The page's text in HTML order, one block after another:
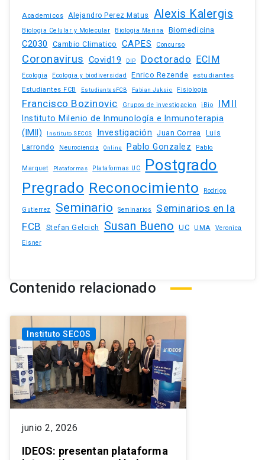
Academicos Alejandro Perez Matus Alexis Kalergis
Biologia Celular y Molecular Biologia Marina Biomedicina
C2030 Cambio Climatico CAPES Concurso
Coronavirus Covid19 DIP Doctorado ECIM
Ecologia Ecologia y biodiversidad Enrico Rezende estudiantes
Estudiantes FCB EstudiantesFCB Fabian Jaksic Fisiologia
Francisco Bozinovic Grupos de investigacion iBio IMII
Instituto Milenio de Inmunología e Inmunoterapia
(IMII)
Instituto SECOS Investigación Juan Correa Luis
Larrondo
Neurociencia Online Pablo Gonzalez Pablo
Marquet Plataformas Plataformas UC Postgrado
Pregrado Reconocimiento Rodrigo
Gutierrez Seminario Seminarios
Seminarios en la
FCB
Stefan Gelcich Susan Bueno UC UMA
Veronica
Eisner
Contenido relacionado
Instituto SECOS
junio 2, 2026
IDEOS: presentan plataforma